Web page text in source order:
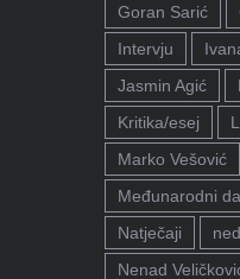
Goran Sarić
Intervju
Jasmin Agić
Kritika/esej
Marko Vešović
Međunarodni
Natječaji
Nenad